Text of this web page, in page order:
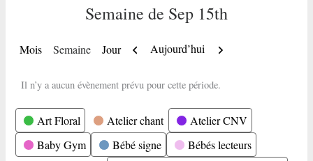
Semaine de Sep 15th
Mois Semaine Jour Précédent
Aujourd’hui Suivant
Il n’y a aucun évènement prévu pour cette période.
Catégories
Art Floral Atelier chant
Atelier CNV
Baby Gym
Bébé signe
Bébés lecteurs